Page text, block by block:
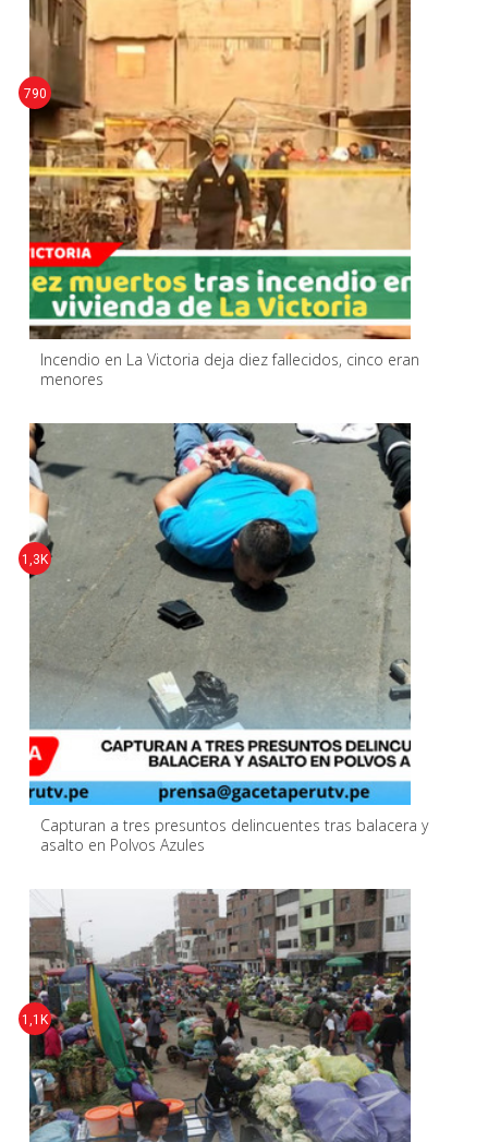
Incendio en La Victoria deja diez fallecidos, cinco eran
menores
790
Capturan a tres presuntos delincuentes tras balacera y
asalto en Polvos Azules
1,3K
1,1K